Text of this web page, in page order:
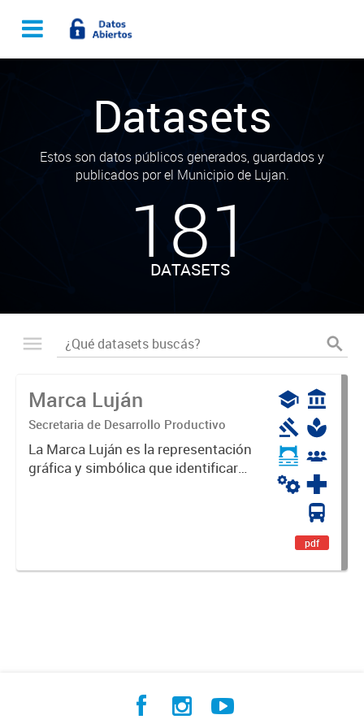
Datasets
Estos son datos públicos generados, guardados y
publicados por el Municipio de Lujan.
181
DATASETS
Marca Luján
Secretaria de Desarrollo Productivo
La Marca Luján es la representación
gráfica y simbólica que identificará
pdf